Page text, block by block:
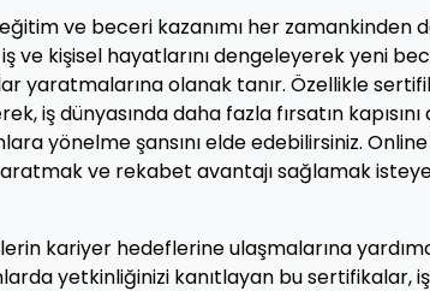
ve beceri kazanımı her zamankinden
ve kişisel hayatlarını dengeleyerek yeni
yaratmalarına olanak tanır. Özellikle
iş dünyasında daha fazla fırsatın
yönelme şansını elde edebilirsiniz.
ve rekabet avantajı sağlamak
kariyer hedeflerine ulaşmalarına
yetkinliğinizi kanıtlayan bu sertifikalar,